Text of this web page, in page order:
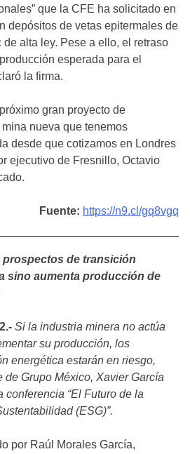
que la CFE ha solicitado en
depósitos de vetas epitermales de
de alta ley. Pese a ello, el retraso
esperada para el
la firma.
gran proyecto de
nueva que tenemos
desde que cotizamos en Londres
ejecutivo de Fresnillo, Octavio
Fuente: https://n9.cl/gq8vgq
prospectos de transición
sino aumenta producción de
Si la industria minera no actúa
su producción, los
energética estarán en riesgo,
de Grupo México, Xavier García
conferencia “El Futuro de la
(ESG)”.
por Raúl Morales García,